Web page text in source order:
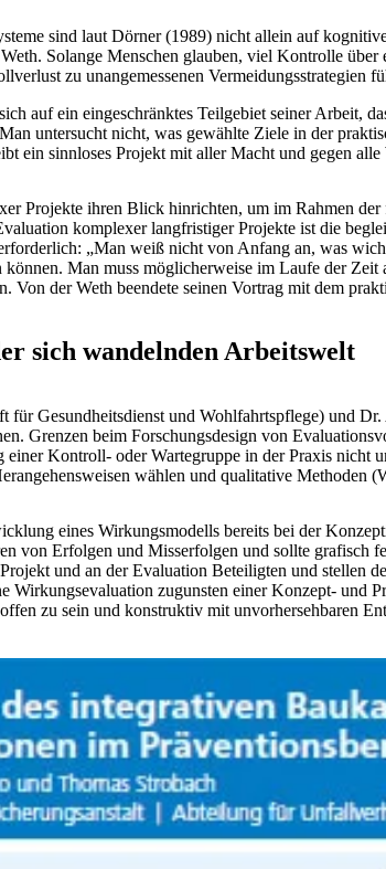
sind laut Dörner (1989) nicht allein auf
Solange Menschen glauben, viel Kontrolle
zu unangemessenen Vermeidungsstrategien
auf ein eingeschränktes Teilgebiet seiner Arbeit,
untersucht nicht, was gewählte Ziele in der
ein sinnloses Projekt mit aller Macht und gegen
Projekte ihren Blick hinrichten, um im Rahmen
komplexer langfristiger Projekte ist die
„Man weiß nicht von Anfang an, was
Man muss möglicherweise im Laufe der
Von der Weth beendete seinen Vortrag mit dem
sich wandelnden Arbeitswelt
für Gesundheitsdienst und Wohlfahrtspflege) und
Grenzen beim Forschungsdesign von
Kontroll- oder Wartegruppe in der Praxis nicht
wählen und qualitative Methoden
eines Wirkungsmodells bereits bei der
von Erfolgen und Misserfolgen und sollte
und an der Evaluation Beteiligten und stellen
Wirkungsevaluation zugunsten einer Konzept-
zu sein und konstruktiv mit unvorhersehbaren